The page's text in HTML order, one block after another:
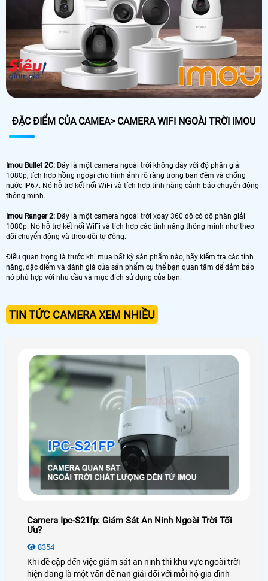
ĐẶC ĐIỂM CỦA CAMEA> CAMERA WIFI NGOÀI TRỜI IMOU
Imou Bullet 2C: Đây là một camera ngoài trời không dây với độ phân giải
1080p, tích hợp hồng ngoại cho hình ảnh rõ ràng trong ban đêm và chống
nước IP67. Nó hỗ trợ kết nối WiFi và tích hợp tính năng cảnh báo chuyển động
thông minh.
Imou Ranger 2: Đây là một camera ngoài trời xoay 360 độ có độ phân giải
1080p. Nó hỗ trợ kết nối WiFi và tích hợp các tính năng thông minh như theo
dõi chuyển động và theo dõi tự động.
Điều quan trọng là trước khi mua bất kỳ sản phẩm nào, hãy kiểm tra các tính
năng, đặc điểm và đánh giá của sản phẩm cụ thể bạn quan tâm để đảm bảo
nó phù hợp với nhu cầu và mục đích sử dụng của bạn.
TIN TỨC CAMERA XEM NHIỀU
Camera Ipc-S21fp: Giám Sát An Ninh Ngoài Trời Tối
Ưu?
8354
Khi đề cập đến việc giám sát an ninh thì khu vực ngoài trời
hiện đang là một vấn đề nan giải đối với mỗi hộ gia đình